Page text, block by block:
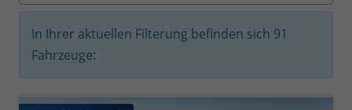
In Ihrer aktuellen Filterung befinden sich 91
Fahrzeuge: